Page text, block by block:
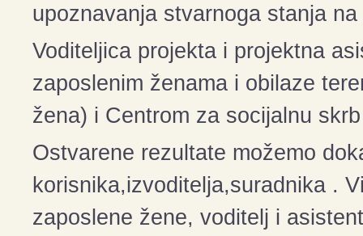
upoznavanja stvarnoga stanja
Voditeljica projekta i projektna
zaposlenim ženama i obilaze
žena) i Centrom za socijalnu
Ostvarene rezultate možemo
korisnika,izvoditelja,suradnika .
zaposlene žene, voditelj i